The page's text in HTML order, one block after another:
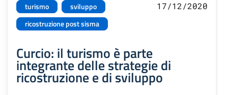
turismo
sviluppo
ricostruzione post sisma
17/12/2020
Curcio: il turismo è parte
integrante delle strategie di
ricostruzione e di sviluppo